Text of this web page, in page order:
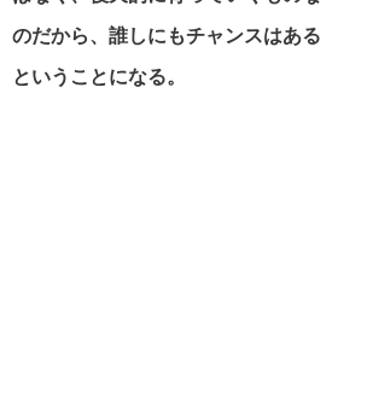
のだから、誰しにもチャンスはある
ということになる。